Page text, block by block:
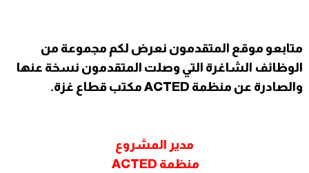
متابعو موقع المتقدمون نعرض لكم مجموعة من
الوظائف الشاغرة التي وصلت المتقدمون نسخة عنها
والصادرة عن منظمة ACTED مكتب قطاع غزة.
مدير المشروع
منظمة ACTED